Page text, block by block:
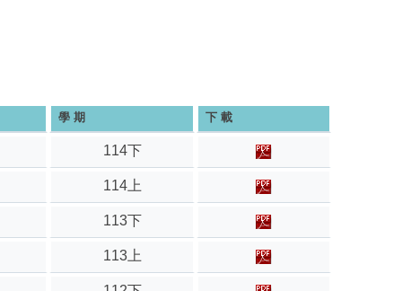
學 期 下 載
114下
114上
113下
113上